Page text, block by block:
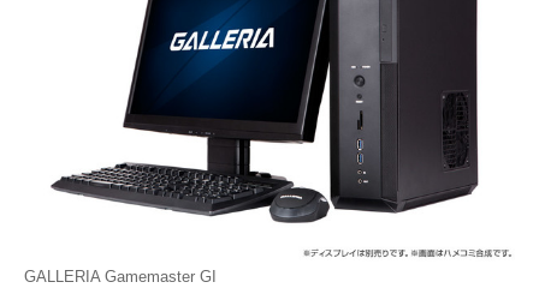
GALLERIA Gamemaster GI